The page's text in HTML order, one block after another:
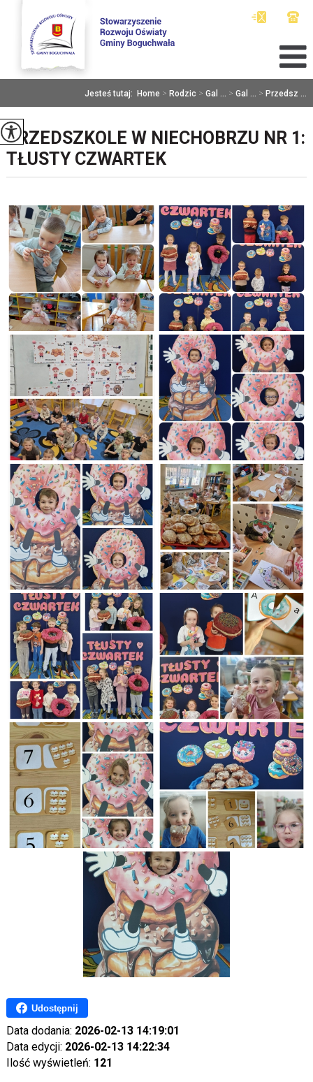
Jesteś tutaj: Home > Rodzic > Gal ... > Gal ... > Przedsz ...
PRZEDSZKOLE W NIECHOBRZU NR 1:
TŁUSTY CZWARTEK
Udostępnij
Data dodania: 2026-02-13 14:19:01
Data edycji: 2026-02-13 14:22:34
Ilość wyświetleń: 121